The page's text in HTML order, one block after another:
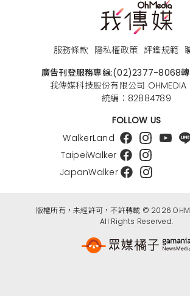
服務條款 隱私權政策 評鑑規範
廣告刊登服務專線:(02)2377-8068
我傳媒科技股份有限公司 OHMEDIA
統編：82884789
FOLLOW US
WalkerLand
TaipeiWalker
JapanWalker
版權所有，未經許可，不許轉載 © 2026
All Rights Reserved.